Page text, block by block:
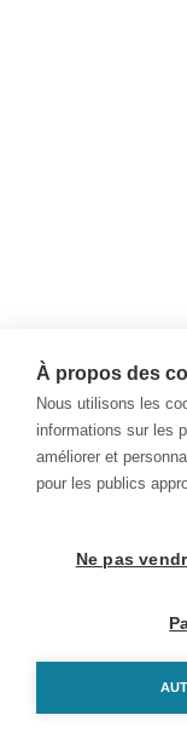
À propos des
Nous utilisons les
informations sur les
améliorer et
pour les publics
Ne pas